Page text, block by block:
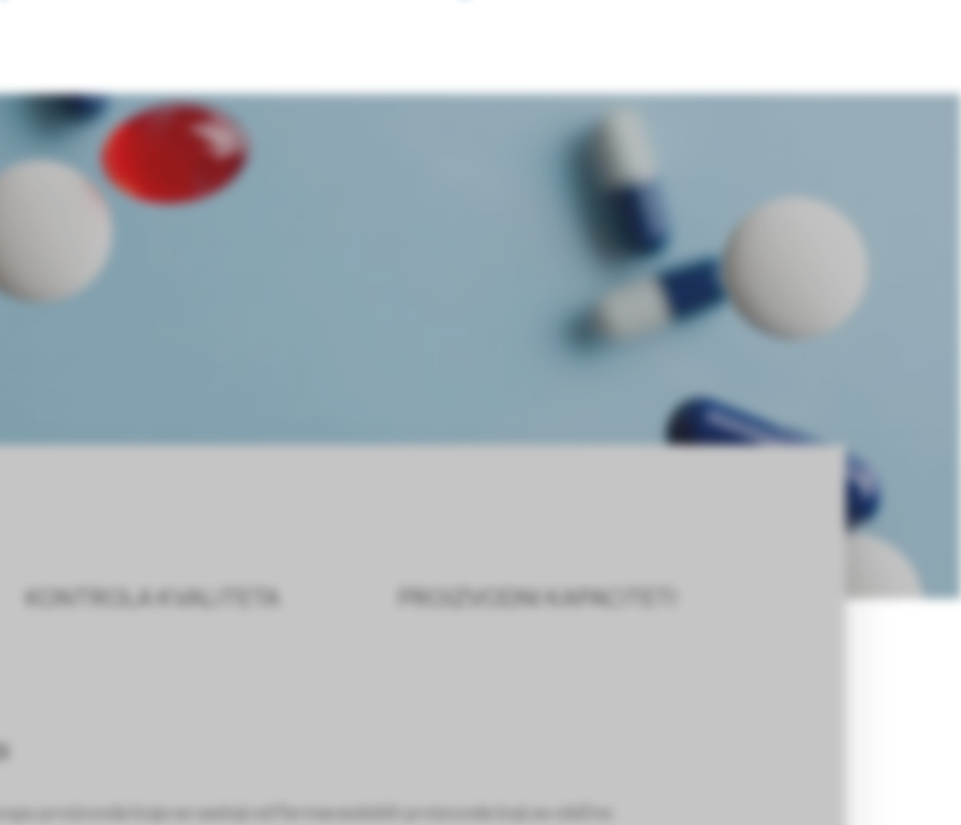
KONTROLA KVALITETA PROIZVODNI KAPACITETI
proizvoda koja se sastoji od farmaceutskih proizvoda koji se obično